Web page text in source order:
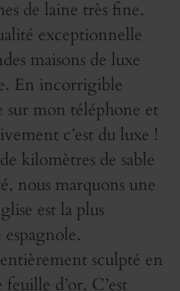
de laine très fine.
exceptionnelle
maisons de luxe
En incorrigible
mon téléphone et
c’est du luxe !
kilomètres de sable
nous marquons une
est la plus
sculpté en
d’or. C’est